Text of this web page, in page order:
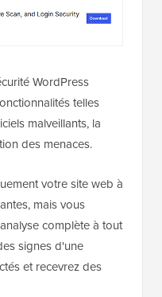
WordPress
telles
malveillants, la
des menaces.
votre site web à
mais vous
complète à tout
signes d'une
et recevrez des